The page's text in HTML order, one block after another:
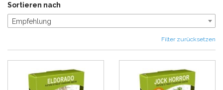
Sortieren nach
Empfehlung
Filter zurücksetzen